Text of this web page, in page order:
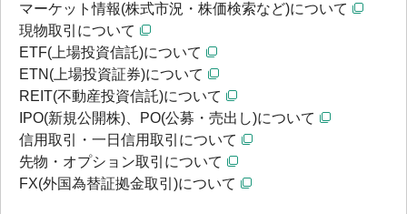
マーケット情報(株式市況・株価検索など)について
現物取引について
ETF(上場投資信託)について
ETN(上場投資証券)について
REIT(不動産投資信託)について
IPO(新規公開株)、PO(公募・売出し)について
信用取引・一日信用取引について
先物・オプション取引について
FX(外国為替証拠金取引)について